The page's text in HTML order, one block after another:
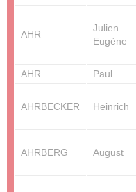
AHR
Julien
Eugène
AHR Paul
AHRBECKER Heinrich
AHRBERG August